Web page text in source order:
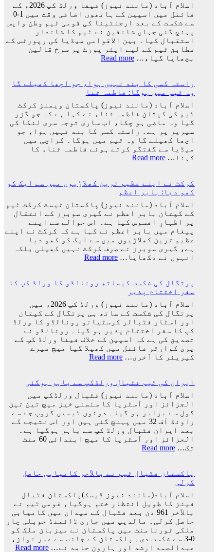
باہر
نکالنے
کی
درخواست
پر
2
لاکھ
افراد
کے
دستخط
اسلام آباد (مانند نیوز) فیفا ورلڈ کپ 2026ء کے
فائنل میں اسپین کے ہاتھوں اضافی وقت میں 1-0
سے شکست کے بعد ارجنٹینا کی قومی ٹیم وطن واپس
پہنچ گئی جہاں شائقین نے ٹیم کا شاندار
استقبال کیا۔ بین الاقوامی میڈیا کی رپورٹس کے
مطابق ٹیم کے لیے ایئر پورٹ پر سرخ قالین
بچھایا گیا،… Read more
:
فائنل
میں
شکست
کے
بعد
لیونل
میسی
ٹیم
کے
واپس
کیوں
گئے؟
وجہ
سامنے
آ
گئی
راستہ کسی کا بند نہیں ہوا، جو اچھا کھیلے گا
وہ ٹیم میں ہوگا: فاطمہ ثنا
اسلام آباد (مانند نیوز) پاکستان ویمنز کرکٹ
ٹیم کی کپتان فاطمہ ثناء نے کہا ہے کہ جو گزر
گیا وہ ماضی ہو چکا، اب ساری توجہ سری لنکا کی
سیریز پر ہے۔ راستہ کسی کا بند نہیں ہوا، جو
اچھا کھیلے گا وہ ٹیم میں ہوگا۔ کراچی میں
میڈیا سے گفتگو کرتے ہوئے فاطمہ ثناء کا
کہنا… Read more
:
کا
بند
ہوا،
جو
اچھا
کھیلے
گا
وہ
ٹیم
ہوگا:
فاطمہ
ثنا
کرکٹ نے اپنے عظیم ترین کھلاڑیوں میں سے ایک کو
کھو دیا: بابر اعظم
اسلام آباد (مانند نیوز) پاکستان ٹیسٹ کرکٹ ٹیم
کے کپتان بابر اعظم نے گیری سوبرز کے انتقال
پر اظہارِ افسوس کیا ہے۔ اس حوالے سے اپنے
پیغام میں بابر اعظم نے کہا ہے کہ کرکٹ نے اپنے
عظیم ترین کھلاڑیوں میں سے ایک کو کھو دیا
ہے، گیری سوبرز نے صرف کرکٹ نہیں کھیلی بلکہ
انہوں نے دکھایا… Read more
:
اپنے
ترین
کھلاڑیوں
میں
سے
ایک
کو
کھو
پرتگال کی شکست کیساتھ رونالڈو کا ورلڈ کپ کا
سفر اختتام پذیر
اسلام آباد (مانند نیوز) ورلڈ کپ 2026ء میں
پرتگال کی شکست کے ساتھ ہی پرتگال کے کپتان
اور اسٹار فٹبالر کرسٹیانو رونالڈو کا ورلڈ
کپ کا سفر اختتام پذیر ہو گیا۔ رونالڈو نے
تصدیق کی ہے کہ اسپین کے خلاف فیفا ورلڈ کپ کے
پری کوارٹر فائنل میں کھیلا گیا میچ میرے
کیریئر کا آخری… Read more
:
شکست
کیساتھ
رونالڈو
کا
ورلڈ
کپ
کا
سفر
ایران کی ٹیم فٹبال ورلڈکپ سے باہر ہوگئی
اسلام آباد (مانند نیوز) فٹبال ورلڈکپ میں
الجزائز اور آسٹریا کا سنسنی خیز میچ تین تین
گول سے برابر ہو گیا۔ دونوں ٹیمیں گروپ جے سے
راونڈ آف 32 میں پہنچ گئی ہیں اور اس نتیجے کے
بعد ایران فٹبال ورلڈ کپ سے باہر ہوگیا ہے۔
الجزائز اور آسٹریا کا میچ ابتدائی 60 منٹ
تک… Read more
:
ٹیم
سے
باہر
ہوگئی
پاکستان فٹبال ٹیم نے بالآخر کامیابی حاصل
کرلی
اسلام آباد(مانند نیوز ڈیسک)پاکستان فٹبال
فینز کا طویل انتظار ختم ہوگیا، قومی ٹیم نے
بالآخر 961 دن بعد فٹبال کے میدان میں کامیابی
حاصل کرلی۔ مالدیپ میں جاری ڈائمنڈ جوبلی چار
ملکی ٹورنامنٹ میں پاکستان نے میزبان ملک کو
0-3 سے شکست دی۔ پاکستان کے جانب سے عمر نواز،
عبدالصمد ارشد اور ہارون حامد نے… Read more
: